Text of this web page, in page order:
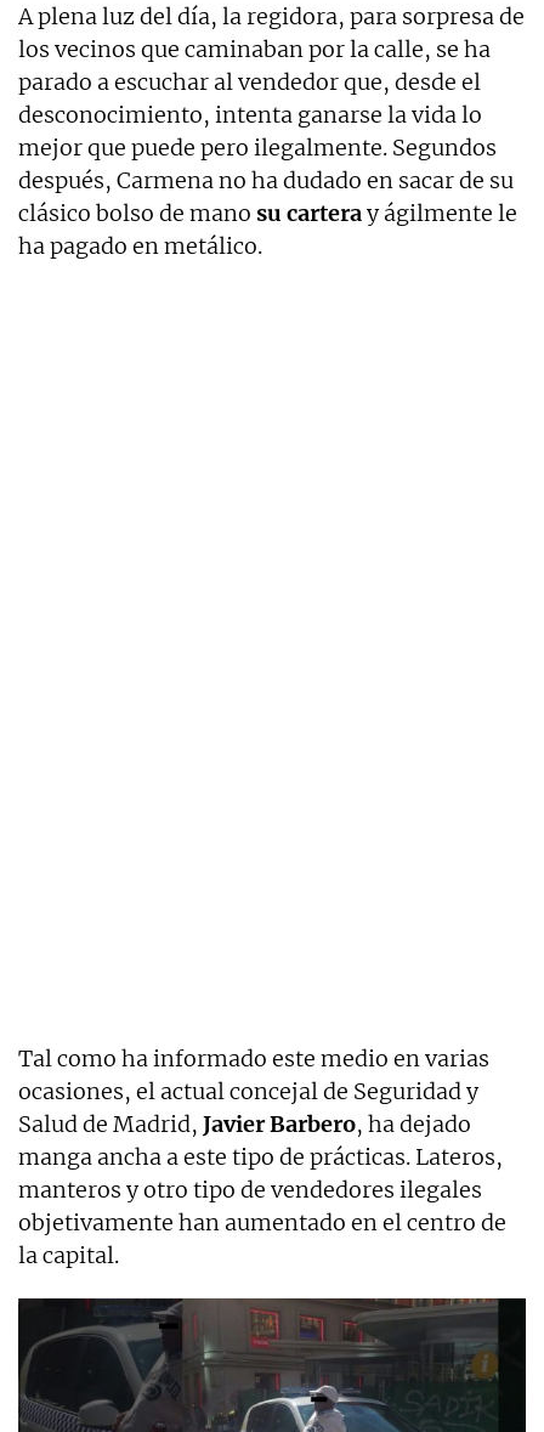
A plena luz del día, la regidora, para sorpresa de
los vecinos que caminaban por la calle, se ha
parado a escuchar al vendedor que, desde el
desconocimiento, intenta ganarse la vida lo
mejor que puede pero ilegalmente. Segundos
después, Carmena no ha dudado en sacar de su
clásico bolso de mano su carteray ágilmente le
ha pagado en metálico.
Tal como ha informado este medio en varias
ocasiones, el actual concejal de Seguridad y
Salud de Madrid, Javier Barbero, ha dejado
manga ancha a este tipo de prácticas. Lateros,
manteros y otro tipo de vendedores ilegales
objetivamente han aumentado en el centro de
la capital.